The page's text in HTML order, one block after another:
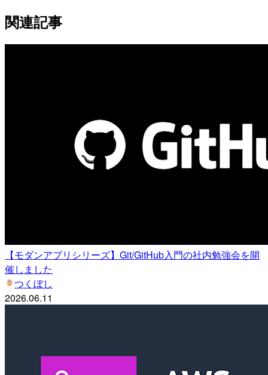
関連記事
【モダンアプリシリーズ】Git/GitHub入門の社内勉強会を開
催しました
つくぼし
2026.06.11